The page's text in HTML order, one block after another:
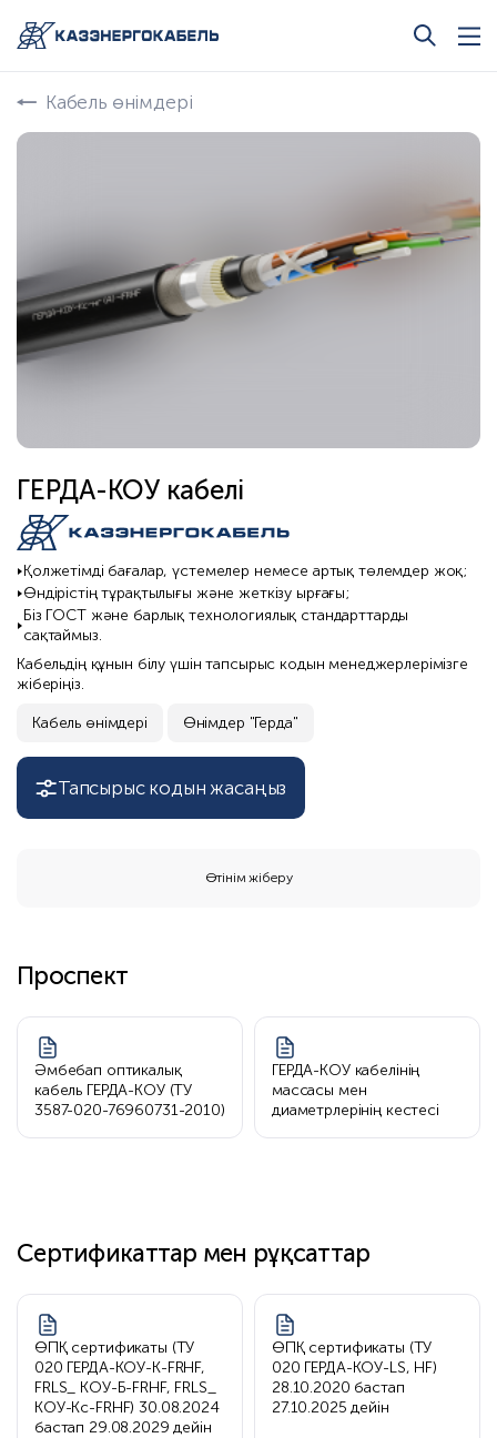
Кабель өнімдері
ГЕРДА-КОУ кабелі
Қолжетімді бағалар, үстемелер немесе артық төлемдер жоқ;
Өндірістің тұрақтылығы және жеткізу ырғағы;
Біз ГОСТ және барлық технологиялық стандарттарды
сақтаймыз.
Кабельдің құнын білу үшін тапсырыс кодын менеджерлерімізге
жіберіңіз.
Кабель өнімдері Өнімдер "Герда"
Тапсырыс кодын жасаңыз
Өтінім жіберу
Проспект
Әмбебап оптикалық
кабель ГЕРДА-КОУ (ТУ
3587-020-76960731-2010)
ГЕРДА-КОУ кабелінің
массасы мен
диаметрлерінің кестесі
Сертификаттар мен рұқсаттар
ӨПҚ сертификаты (ТУ
020 ГЕРДА-КОУ-К-FRHF,
FRLS_ КОУ-Б-FRHF, FRLS_
КОУ-Кс-FRHF) 30.08.2024
бастап 29.08.2029 дейін
ӨПҚ сертификаты (ТУ
020 ГЕРДА-КОУ-LS, HF)
28.10.2020 бастап
27.10.2025 дейін